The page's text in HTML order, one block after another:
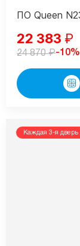
ПО Queen
22 383 ₽
24 870₽-10%
Каждая 3-я дверь